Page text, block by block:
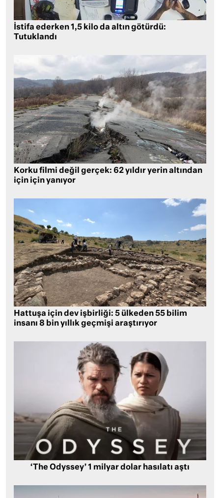
İstifa ederken 1,5 kilo da altın götürdü:
Tutuklandı
Korku filmi değil gerçek: 62 yıldır yerin altından
için için yanıyor
Hattuşa için dev işbirliği: 5 ülkeden 55 bilim
insanı 8 bin yıllık geçmişi araştırıyor
‘The Odyssey’ 1 milyar dolar hasılatı aştı